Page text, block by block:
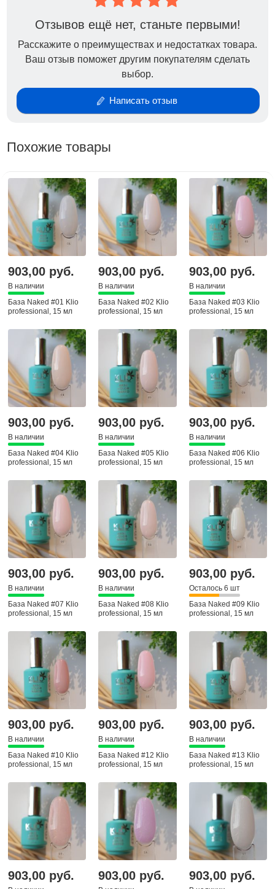
Способ применения:
Подготовьте ногти: снимите глянец мягким бафом,
обезжирьте, нанесите праймер.
Нанесите Naked base, сделайте выравнивание.
полимеризуйте в LED-лампе (48W) 30-60 секунд, в
UV-лампе (36W) – 1-2 минуты, в CCFL+LED-лампе
(36W) – 1 минуту. При необходимости нанесите
Нанесите топ, полимеризуйте в LED-лампе (48W)
30-60 секунд, в UV-лампе (36W) – 1-2 минуты, в
Если топ с липким слоем, удалите дисперсию.
Отзывов ещё нет, станьте первыми!
Расскажите о преимуществах и недостатках товара.
Ваш отзыв поможет другим покупателям сделать
выбор.
Написать отзыв
Похожие товары
903,00 руб.
В наличии
База Naked #01 Klio
professional, 15 мл
903,00 руб.
В наличии
База Naked #02 Klio
professional, 15 мл
903,00 руб.
В наличии
База Naked #03 Klio
professional, 15 мл
903,00 руб.
В наличии
База Naked #04 Klio
professional, 15 мл
903,00 руб.
В наличии
База Naked #05 Klio
professional, 15 мл
903,00 руб.
В наличии
База Naked #06 Klio
professional, 15 мл
903,00 руб.
В наличии
База Naked #07 Klio
professional, 15 мл
903,00 руб.
В наличии
База Naked #08 Klio
professional, 15 мл
903,00 руб.
Осталось 6 шт
База Naked #09 Klio
professional, 15 мл
903,00 руб.
В наличии
База Naked #10 Klio
professional, 15 мл
903,00 руб.
В наличии
База Naked #12 Klio
professional, 15 мл
903,00 руб.
В наличии
База Naked #13 Klio
professional, 15 мл
903,00 руб. 903,00 руб. 903,00 руб.